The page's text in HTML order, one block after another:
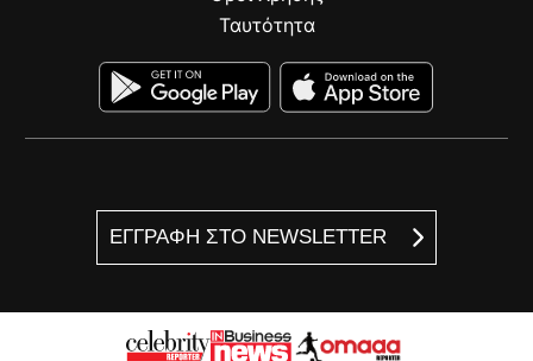
ΕΓΓΡΑΦΗ ΣΤΟ NEWSLETTER
Ταυτότητα